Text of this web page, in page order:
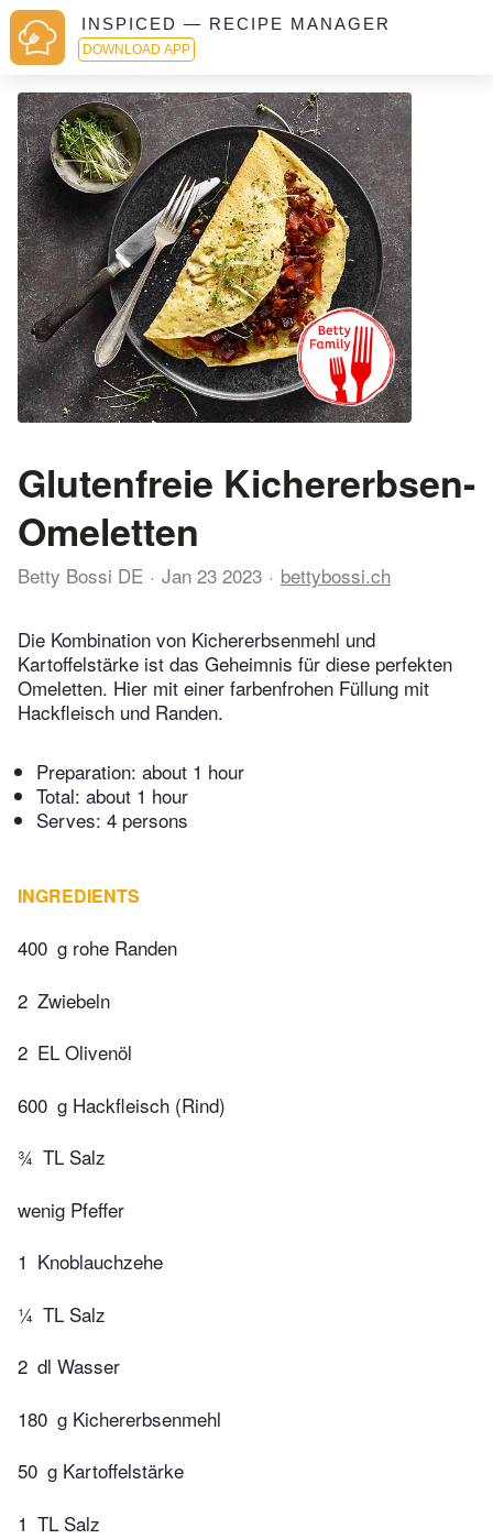
INSPICED — RECIPE MANAGER
DOWNLOAD APP
Glutenfreie Kichererbsen-
Omeletten
Betty Bossi DE Jan 23 2023 bettybossi.ch
Die Kombination von Kichererbsenmehl und
Kartoffelstärke ist das Geheimnis für diese perfekten
Omeletten. Hier mit einer farbenfrohen Füllung mit
Hackfleisch und Randen.
Preparation: about 1 hour
Total: about 1 hour
Serves: 4 persons
INGREDIENTS
400 g rohe Randen
2 Zwiebeln
2 EL Olivenöl
600 g Hackfleisch (Rind)
¾ TL Salz
wenig Pfeffer
1 Knoblauchzehe
¼ TL Salz
2 dl Wasser
180 g Kichererbsenmehl
50 g Kartoffelstärke
1 TL Salz